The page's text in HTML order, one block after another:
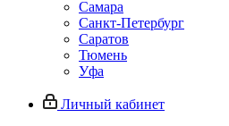
Самара
Санкт-Петербург
Саратов
Тюмень
Уфа
Личный кабинет